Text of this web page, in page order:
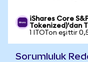
iShares Core
Tokenized)'dan
1 ITOTon eşittir
Sorumluluk